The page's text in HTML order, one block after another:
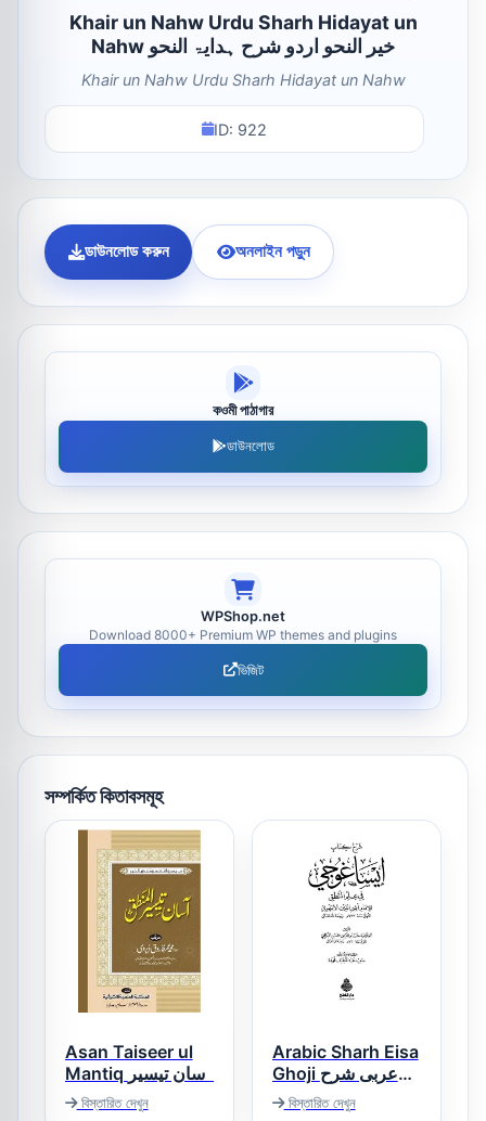
Khair un Nahw Urdu Sharh Hidayat un
Nahw خیر النحو اردو شرح ہدایۃ النحو
Khair un Nahw Urdu Sharh Hidayat un Nahw
ID: 922
ডাউনলোড করুন অনলাইন পড়ুন
কওমী পাঠাগার
ডাউনলোড
WPShop.net
Download 8000+ Premium WP themes and plugins
ভিজিট
সম্পর্কিত কিতাবসমূহ
Asan Taiseer ul
Mantiq آسان تیسیر
المنطق
বিস্তারিত দেখুন
Arabic Sharh Eisa
Ghoji عربی شرح
ایساغوجی
বিস্তারিত দেখুন